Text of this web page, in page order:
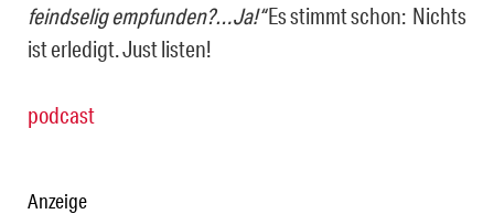
feindselig empfunden?…Ja!“Es stimmt schon: Nichts
ist erledigt. Just listen!
podcast
Anzeige